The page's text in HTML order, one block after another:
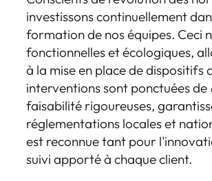
investissons continuellement
formation de nos équipes. Ceci
fonctionnelles et écologiques,
à la mise en place de dispositifs
interventions sont ponctuées de
faisabilité rigoureuses,
réglementations locales et
est reconnue tant pour
suivi apporté à chaque client.